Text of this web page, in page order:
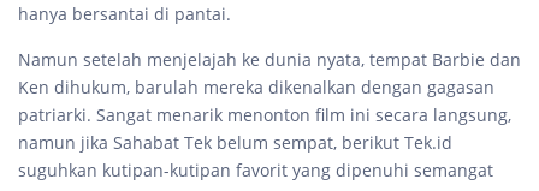
hanya bersantai di pantai.
Namun setelah menjelajah ke dunia nyata, tempat Barbie dan
Ken dihukum, barulah mereka dikenalkan dengan gagasan
patriarki. Sangat menarik menonton film ini secara langsung,
namun jika Sahabat Tek belum sempat, berikut Tek.id
suguhkan kutipan-kutipan favorit yang dipenuhi semangat